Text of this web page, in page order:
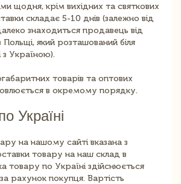
щодня, крім вихідних та святкових
складає 5-10 днів (залежно від
знаходиться продавець від
який розташований біля
Україною).
товарів та оптових
в окремому порядку.
Україні
на нашому сайті вказана з
товару на наш склад в
товару по Україні здійснюється
рахунок покупця. Вартість